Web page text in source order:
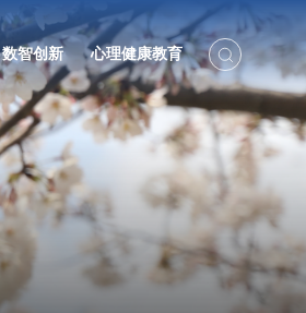
数智创新 心理健康教育